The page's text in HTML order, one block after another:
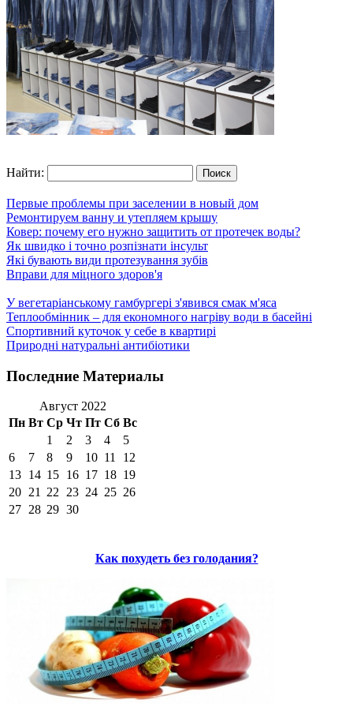
Найти:
Первые проблемы при заселении в новый дом
Ремонтируем ванну и утепляем крышу
Ковер: почему его нужно защитить от протечек воды?
Як швидко і точно розпізнати інсульт
Які бувають види протезування зубів
Вправи для міцного здоров'я
У вегетаріанському гамбургері з'явився смак м'яса
Теплообмінник – для економного нагріву води в басейні
Спортивний куточок у себе в квартирі
Природні натуральні антибіотики
Последние Материалы
Август 2022
Пн Вт Ср Чт Пт Сб Вс
1
2 3 4
5
6
7 8 9 10 11
12
13 14 15 16 17 18 19
20 21 22 23 24 25 26
27 28 29 30
Как похудеть без голодания?